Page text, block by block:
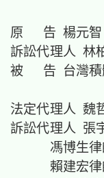
原 告 楊元智
訴訟代理人 林
被 告 台灣積
法定代理人 魏
訴訟代理人 張
馮博生律
賴建宏律